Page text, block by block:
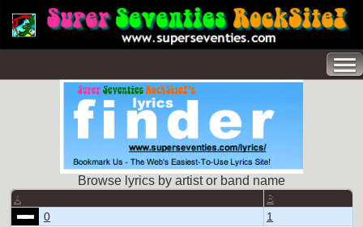
Browse lyrics by artist or band name
A B
0
1